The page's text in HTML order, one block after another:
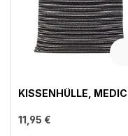
KISSENHÜLLE, MEDICI
11,95 €